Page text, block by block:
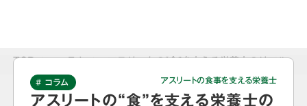
TOP > コラム > アスリートの“食”を支える栄養士のリアル
# コラム アスリートの食事を支える栄養士